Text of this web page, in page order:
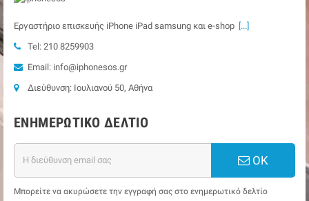
Εργαστήριο επισκευής iPhone iPad samsung και e-shop [...]
Tel: 210 8259903
Email: info@iphonesos.gr
Διεύθυνση: Ιουλιανού 50, Αθήνα
ΕΝΗΜΕΡΩΤΙΚΌ ΔΕΛΤΊΟ
ΟΚ
Μπορείτε να ακυρώσετε την εγγραφή σας στο ενημερωτικό δελτίο